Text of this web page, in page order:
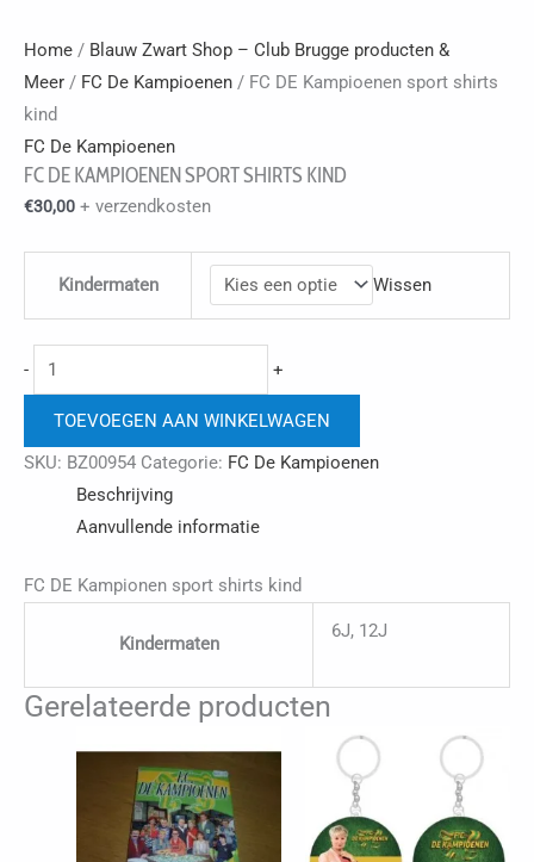
Home / Blauw Zwart Shop – Club Brugge producten &
Meer / FC De Kampioenen / FC DE Kampioenen sport shirts
kind
FC De Kampioenen
FC DE KAMPIOENEN SPORT SHIRTS KIND
€30,00 + verzendkosten
Kindermaten Wissen
-
FC
DE
Kampioenen
sport
+
TOEVOEGEN AAN WINKELWAGEN
SKU: BZ00954 Categorie: FC De Kampioenen
Beschrijving
Aanvullende informatie
FC DE Kampionen sport shirts kind
Kindermaten
6J, 12J
Gerelateerde producten